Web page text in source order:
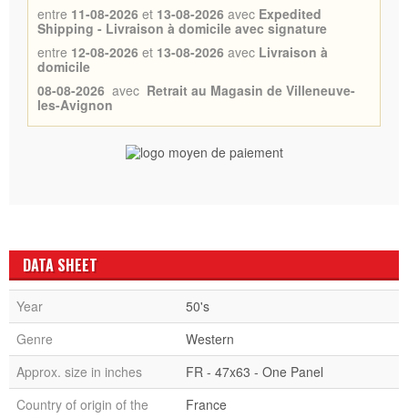
entre 11-08-2026 et 13-08-2026 avec Expedited
Shipping - Livraison à domicile avec signature
entre 12-08-2026 et 13-08-2026 avec Livraison à
domicile
08-08-2026 avec Retrait au Magasin de Villeneuve-
les-Avignon
DATA SHEET
Year
50's
Genre
Western
Approx. size in inches
FR - 47x63 - One Panel
Country of origin of the
France